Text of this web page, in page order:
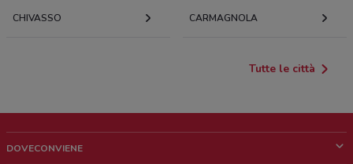
CHIVASSO CARMAGNOLA
Tutte le città
DOVECONVIENE